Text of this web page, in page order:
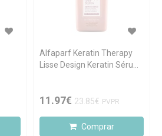
Alfaparf Keratin Therapy
Lisse Design Keratin Sérum
11.97€ 23.85€ PVPR
Comprar